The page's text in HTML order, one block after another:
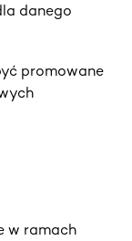
danego
promowane
w ramach